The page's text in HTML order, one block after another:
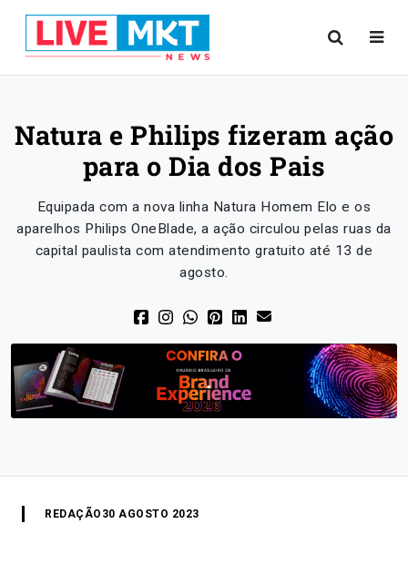
Natura e Philips fizeram ação
para o Dia dos Pais
Equipada com a nova linha Natura Homem Elo e os
aparelhos Philips OneBlade, a ação circulou pelas ruas da
capital paulista com atendimento gratuito até 13 de
agosto.
REDAÇÃO 30 AGOSTO 2023